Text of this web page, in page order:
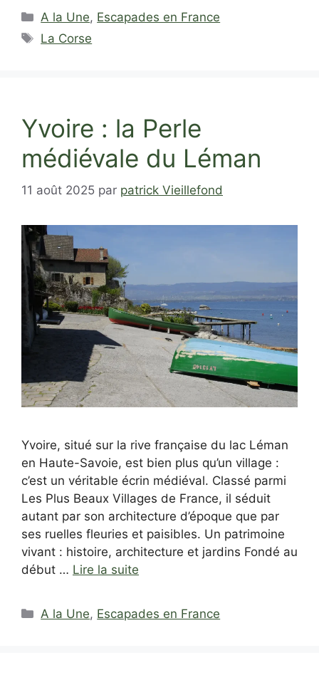
Catégories
A la Une, Escapades en France
Étiquettes
La Corse
Yvoire : la Perle
médiévale du Léman
11 août 2025 par patrick Vieillefond
Yvoire, situé sur la rive française du lac Léman
en Haute-Savoie, est bien plus qu’un village :
c’est un véritable écrin médiéval. Classé parmi
Les Plus Beaux Villages de France, il séduit
autant par son architecture d’époque que par
ses ruelles fleuries et paisibles. Un patrimoine
vivant : histoire, architecture et jardins Fondé au
début … Lire la suite
Catégories
A la Une, Escapades en France